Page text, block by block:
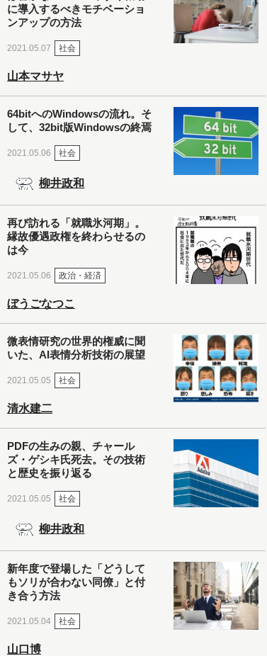
に導入するべきモチベーショ
ンアップの方法
2021.05.07 社会
山本マサヤ
64bitへのWindowsの流れ。そ
して、32bit版Windowsの終焉
2021.05.06 社会
柳井政和
再び訪れる「就職氷河期」。
縁故優遇政権を終わらせるの
は今
2021.05.06 政治・経済
ぼうごなつこ
微表情研究の世界的権威に聞
いた、AI表情分析技術の展望
2021.05.05 社会
清水建二
PDFの生みの親、チャール
ズ・ゲシキ氏死去。その技術
と歴史を振り返る
2021.05.05 社会
柳井政和
新年度で登場した「どうして
もソリが合わない同僚」と付
き合う方法
2021.05.04 社会
山口博